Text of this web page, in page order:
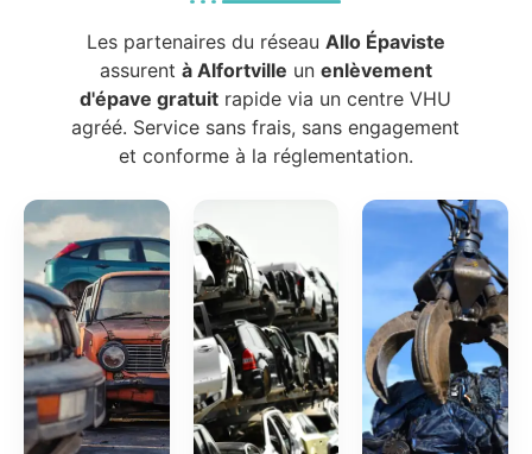
Les partenaires du réseau Allo Épaviste
assurent à Alfortville un enlèvement
d'épave gratuit rapide via un centre VHU
agréé. Service sans frais, sans engagement
et conforme à la réglementation.